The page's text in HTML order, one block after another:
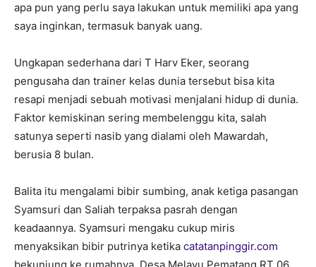
apa pun yang perlu saya lakukan untuk memiliki apa yang
saya inginkan, termasuk banyak uang.
Ungkapan sederhana dari T Harv Eker, seorang
pengusaha dan trainer kelas dunia tersebut bisa kita
resapi menjadi sebuah motivasi menjalani hidup di dunia.
Faktor kemiskinan sering membelenggu kita, salah
satunya seperti nasib yang dialami oleh Mawardah,
berusia 8 bulan.
Balita itu mengalami bibir sumbing, anak ketiga pasangan
Syamsuri dan Saliah terpaksa pasrah dengan
keadaannya. Syamsuri mengaku cukup miris
menyaksikan bibir putrinya ketika catatanpinggir.com